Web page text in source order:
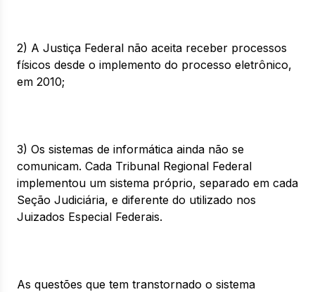
2) A Justiça Federal não aceita receber processos
físicos desde o implemento do processo eletrônico,
em 2010;
3) Os sistemas de informática ainda não se
comunicam. Cada Tribunal Regional Federal
implementou um sistema próprio, separado em cada
Seção Judiciária, e diferente do utilizado nos
Juizados Especial Federais.
As questões que tem transtornado o sistema